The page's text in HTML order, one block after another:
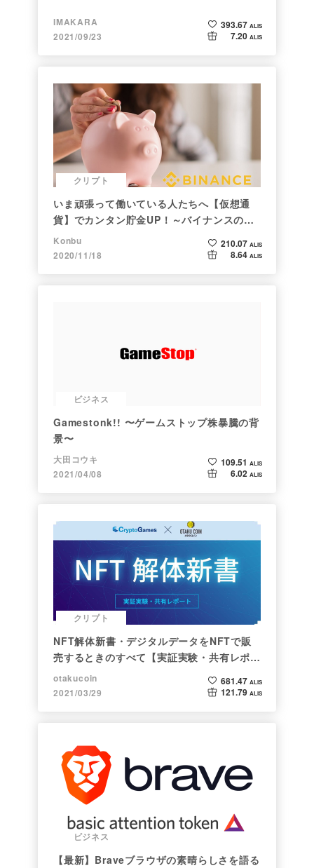
IMAKARA
2021/09/23
393.67 ALIS
7.20 ALIS
クリプト
いま頑張って働いている人たちへ【仮想通
貨】でカンタン貯金UP！～バイナンスの使
い方初心者編～
Konbu
2020/11/18
210.07 ALIS
8.64 ALIS
ビジネス
Gamestonk!! 〜ゲームストップ株暴騰の背
景〜
大田コウキ
2021/04/08
109.51 ALIS
6.02 ALIS
クリプト
NFT解体新書・デジタルデータをNFTで販
売するときのすべて【実証実験・共有レポー
ト】
otakucoin
2021/03/29
681.47 ALIS
121.79 ALIS
ビジネス
【最新】Braveブラウザの素晴らしさを語る